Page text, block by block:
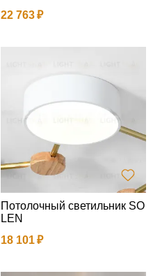
22 763
Потолочный светильник SO
LEN
18 101